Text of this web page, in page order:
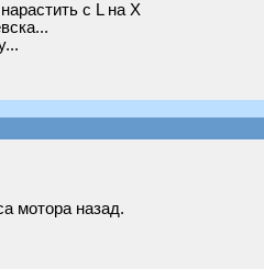
с L на Х
мотора назад.